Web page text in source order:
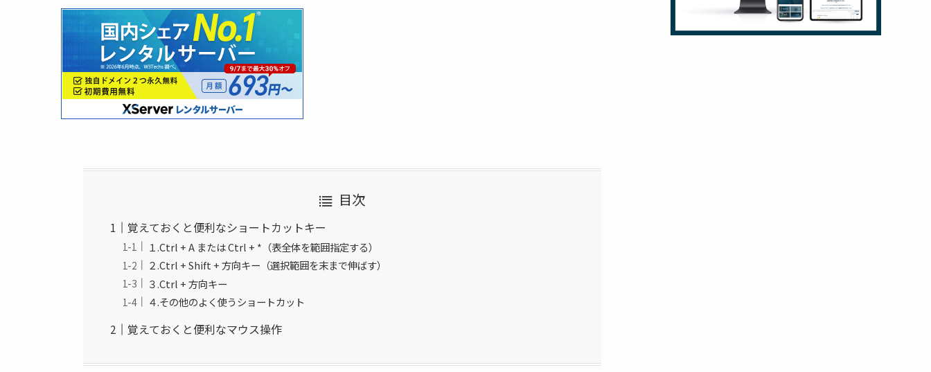
目次
覚えておくと便利なショートカットキー
１.Ctrl + A または Ctrl + *（表全体を範囲指定する）
２.Ctrl + Shift + 方向キー（選択範囲を末まで伸ばす）
３.Ctrl + 方向キー
４.その他のよく使うショートカット
覚えておくと便利なマウス操作